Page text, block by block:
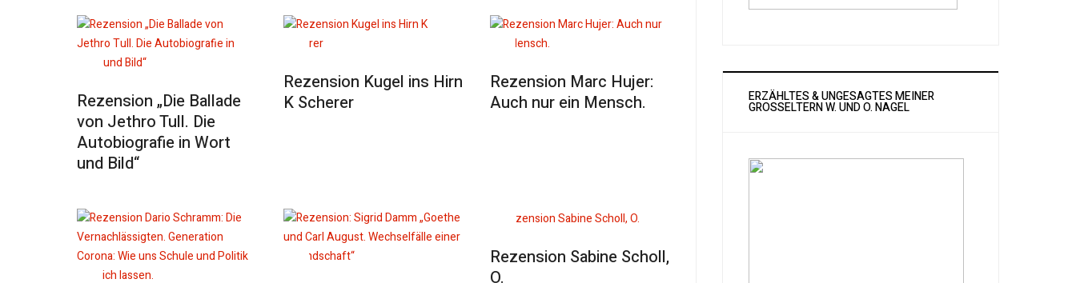
Rezension „Die Ballade
von Jethro Tull. Die
Autobiografie in Wort
und Bild“
Rezension Kugel ins Hirn
K Scherer
Rezension Marc Hujer:
Auch nur ein Mensch.
Rezension Sabine Scholl,
O.
ERZÄHLTES & UNGESAGTES MEINER
GROSSELTERN W. UND O. NAGEL